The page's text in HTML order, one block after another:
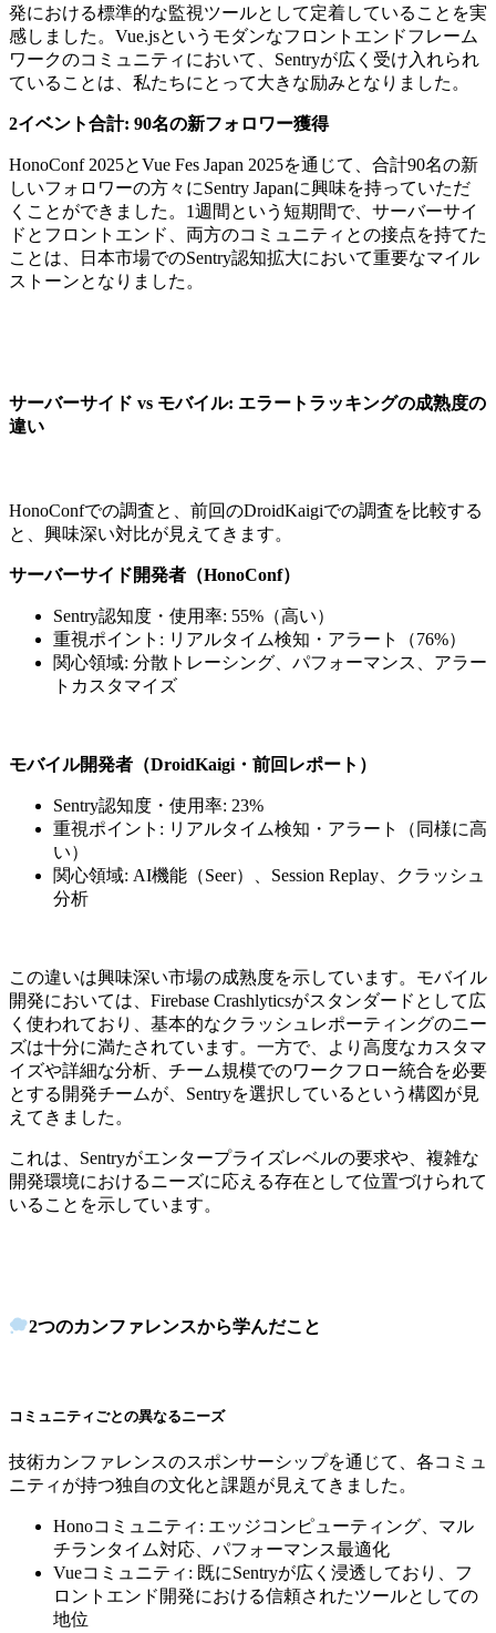
発における標準的な監視ツールとして定着していることを実
感しました。Vue.jsというモダンなフロントエンドフレーム
ワークのコミュニティにおいて、Sentryが広く受け入れられ
ていることは、私たちにとって大きな励みとなりました。
2イベント合計: 90名の新フォロワー獲得
HonoConf 2025とVue Fes Japan 2025を通じて、合計90名の新
しいフォロワーの方々にSentry Japanに興味を持っていただ
くことができました。 1週間という短期間で、サーバーサイ
ドとフロントエンド、両方のコミュニティとの接点を持てた
ことは、日本市場でのSentry認知拡大において重要なマイル
ストーンとなりました。
サーバーサイド vs モバイル: エラートラッキングの成熟度の
違い
HonoConfでの調査と、前回のDroidKaigiでの調査を比較する
と、興味深い対比が見えてきます。
サーバーサイド開発者（HonoConf）
Sentry認知度・使用率: 55%（高い）
重視ポイント: リアルタイム検知・アラート（76%）
関心領域: 分散トレーシング、パフォーマンス、アラー
トカスタマイズ
モバイル開発者（DroidKaigi・前回レポート）
Sentry認知度・使用率: 23%
重視ポイント: リアルタイム検知・アラート（同様に高
い）
関心領域: AI機能（Seer）、Session Replay、クラッシュ
分析
この違いは興味深い市場の成熟度を示しています。モバイル
開発においては、Firebase Crashlyticsがスタンダードとして広
く使われており、基本的なクラッシュレポーティングのニー
ズは十分に満たされています。一方で、より高度なカスタマ
イズや詳細な分析、チーム規模でのワークフロー統合を必要
とする開発チームが、Sentryを選択しているという構図が見
えてきました。
これは、Sentryがエンタープライズレベルの要求や、複雑な
開発環境におけるニーズに応える存在として位置づけられて
いることを示しています。
2つのカンファレンスから学んだこと
コミュニティごとの異なるニーズ
技術カンファレンスのスポンサーシップを通じて、各コミュ
ニティが持つ独自の文化と課題が見えてきました。
Honoコミュニティ: エッジコンピューティング、マル
チランタイム対応、パフォーマンス最適化
Vueコミュニティ: 既にSentryが広く浸透しており、フ
ロントエンド開発における信頼されたツールとしての
地位